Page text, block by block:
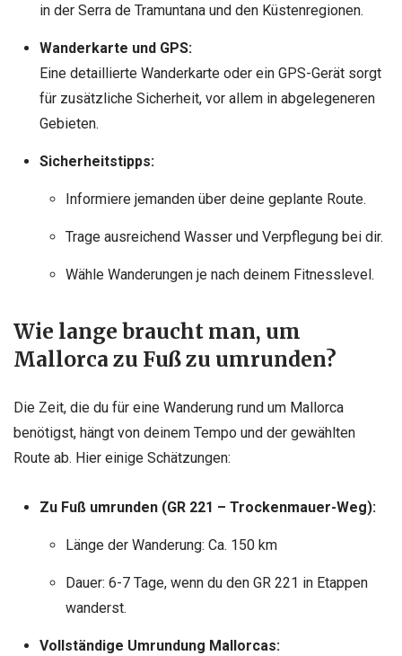
in der Serra de Tramuntana und den Küstenregionen.
Wanderkarte und GPS:
Eine detaillierte Wanderkarte oder ein GPS-Gerät sorgt
für zusätzliche Sicherheit, vor allem in abgelegeneren
Gebieten.
Sicherheitstipps:
Informiere jemanden über deine geplante Route.
Trage ausreichend Wasser und Verpflegung bei dir.
Wähle Wanderungen je nach deinem Fitnesslevel.
Wie lange braucht man, um
Mallorca zu Fuß zu umrunden?
Die Zeit, die du für eine Wanderung rund um Mallorca
benötigst, hängt von deinem Tempo und der gewählten
Route ab. Hier einige Schätzungen:
Zu Fuß umrunden (GR 221 – Trockenmauer-Weg):
Länge der Wanderung: Ca. 150 km
Dauer: 6-7 Tage, wenn du den GR 221 in Etappen
wanderst.
Vollständige Umrundung Mallorcas: